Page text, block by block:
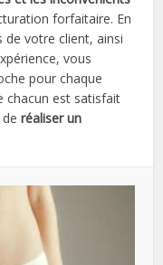
forfaitaire. En
votre client, ainsi
vous
pour chaque
chacun est satisfait
deréaliser un